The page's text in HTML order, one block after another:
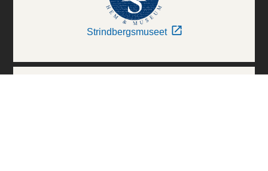
Strindbergsmuseet